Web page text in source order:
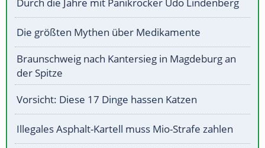
Durch die Jahre mit Panikrocker Udo Lindenberg
Die größten Mythen über Medikamente
Braunschweig nach Kantersieg in Magdeburg an
der Spitze
Vorsicht: Diese 17 Dinge hassen Katzen
Illegales Asphalt-Kartell muss Mio-Strafe zahlen